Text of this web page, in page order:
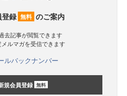
録 無料 のご案内
去記事が閲覧できます
メルマガを受信できます
ルバックナンバー
規会員登録 無料